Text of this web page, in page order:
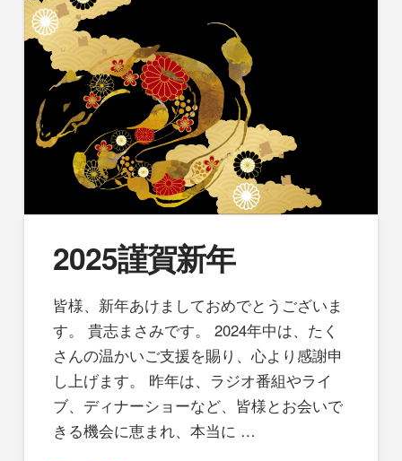
2025謹賀新年
皆様、新年あけましておめでとうございま
す。 貴志まさみです。 2024年中は、たく
さんの温かいご支援を賜り、心より感謝申
し上げます。 昨年は、ラジオ番組やライ
ブ、ディナーショーなど、皆様とお会いで
きる機会に恵まれ、本当に …